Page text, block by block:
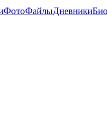
ФотоФайлыДневники